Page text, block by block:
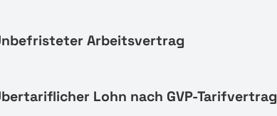
Arbeitsvertrag
Lohn nach GVP-Tarifvertrag